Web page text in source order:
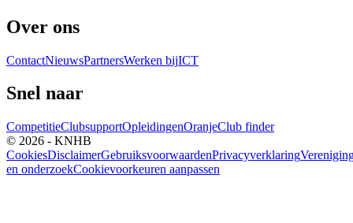
Over ons
ContactNieuwsPartnersWerken bijICT
Snel naar
CompetitieClubsupportOpleidingenOranjeClub finder
© 2026 - KNHB
CookiesDisclaimerGebruiksvoorwaardenPrivacyverklaring
en onderzoekCookievoorkeuren aanpassen